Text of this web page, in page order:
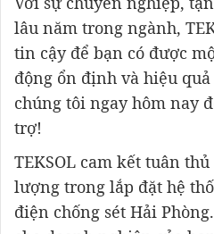
lâu năm trong ngành,
tin cậy để bạn có được
động ổn định và hiệu
chúng tôi ngay hôm nay
trợ!
TEKSOL cam kết tuân
lượng trong lắp đặt hệ
điện chống sét Hải